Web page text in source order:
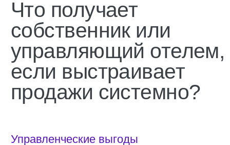
40+%
Для городских, загородных, курортных отелей
Для мини-гостиниц, мини-отелей, апартаментов,
глэмпингов
Для гостиничных сетей, управляющих компаний и
корпораций, ведомственных отелей, кластеров и
территорий